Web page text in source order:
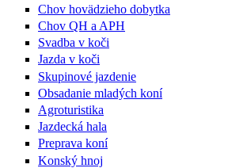
Chov hovädzieho dobytka
Chov QH a APH
Svadba v koči
Jazda v koči
Skupinové jazdenie
Obsadanie mladých koní
Agroturistika
Jazdecká hala
Preprava koní
Konský hnoj